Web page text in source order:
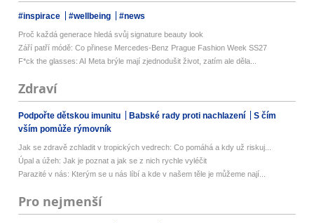
#inspirace #wellbeing #news
Proč každá generace hledá svůj signature beauty look
Září patří módě: Co přinese Mercedes-Benz Prague Fashion Week SS27
F*ck the glasses: AI Meta brýle mají zjednodušit život, zatím ale děla...
Zdraví
Podpořte dětskou imunitu Babské rady proti nachlazení
S čím
vším pomůže rýmovník
Jak se zdravě zchladit v tropických vedrech: Co pomáhá a kdy už riskuj...
Úpal a úžeh: Jak je poznat a jak se z nich rychle vyléčit
Parazité v nás: Kterým se u nás líbí a kde v našem těle je můžeme nají...
Pro nejmenší